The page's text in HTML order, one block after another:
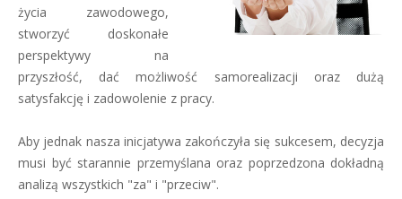
życia zawodowego,
stworzyć doskonałe
perspektywy na
przyszłość, dać możliwość samorealizacji oraz dużą
satysfakcję i zadowolenie z pracy.
Aby jednak nasza inicjatywa zakończyła się sukcesem, decyzja
musi być starannie przemyślana oraz poprzedzona dokładną
analizą wszystkich "za" i "przeciw".